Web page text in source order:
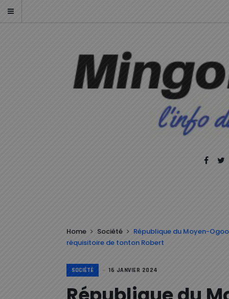
Home Société
République du Moyen-
réquisitoire de tonton Robert
SOCIÉTÉ 16 JANVIER 2024